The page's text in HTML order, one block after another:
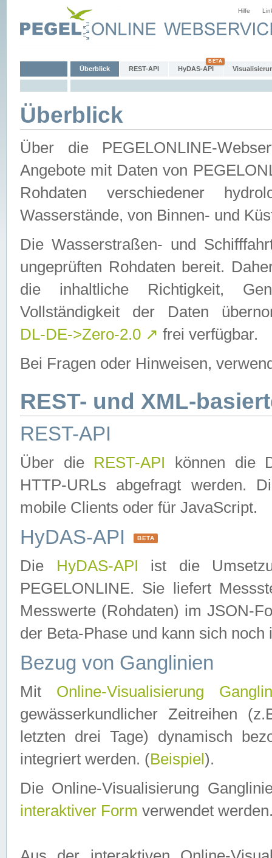
Hilfe
Überblick REST-API HyDAS-API
Überblick
Über die PEGELONLINE-
Angebote mit Daten von
Rohdaten verschiedener
Wasserstände, von Binnen- und
Die Wasserstraßen- und
ungeprüften Rohdaten bereit.
die inhaltliche Richtigkeit,
Vollständigkeit der Daten
DL-DE->Zero-2.0 ↗ frei verfügbar.
Bei Fragen oder Hinweisen,
REST- und XML-
REST-API
Über die REST-API können die
HTTP-URLs abgefragt werden.
mobile Clients oder für JavaScript.
HyDAS-API BETA
Die HyDAS-API ist die
PEGELONLINE. Sie liefert
Messwerte (Rohdaten) im JSON-
der Beta-Phase und kann sich noch
Bezug von Ganglinien
Mit Online-Visualisierung
gewässerkundlicher Zeitreihen
letzten drei Tage) dynamisch
integriert werden. (Beispiel ).
Die Online-Visualisierung
interaktiver Form verwendet